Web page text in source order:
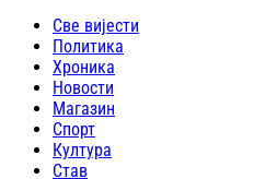
Све вијести
Политика
Хроника
Новости
Магазин
Спорт
Култура
Став